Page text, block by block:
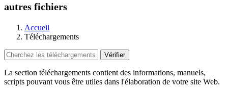
autres fichiers
Accueil
Téléchargements
La section téléchargements contient des informations, manuels,
scripts pouvant vous être utiles dans l'élaboration de votre site Web.